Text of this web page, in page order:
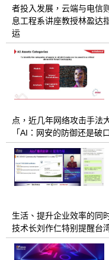
者投入发展，云端与电信
息工程系讲座教授林盈达
运
点，近几年网络攻击手法
「AI：网安的防御还是破
生活、提升企业效率的同
技术长刘作仁特别提醒台